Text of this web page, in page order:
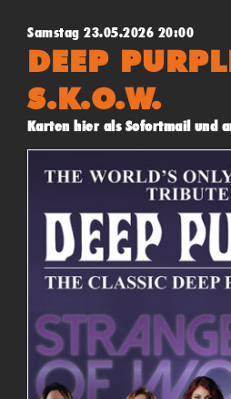
Samstag 23.05.2026 20:00
DEEP
S.K.O.W.
Karten hier als Sofortmail und